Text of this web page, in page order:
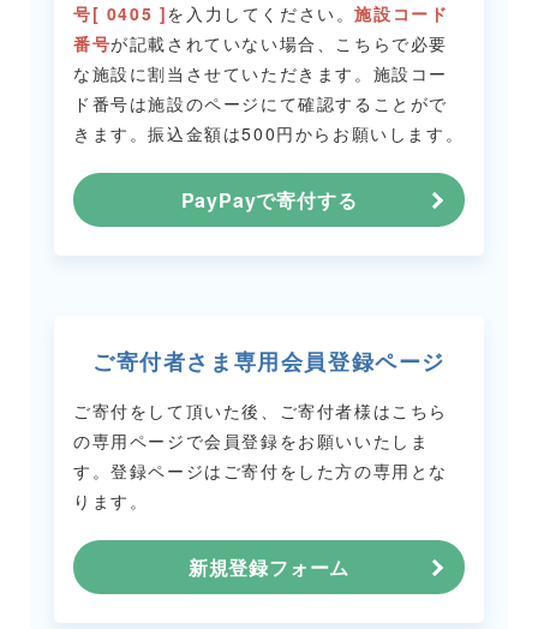
号[ 0405 ]を入力してください。施設コード
番号が記載されていない場合、こちらで必要
な施設に割当させていただきます。 施設コー
ド番号は施設のページにて確認することがで
きます。振込金額は500円からお願いします。
PayPayで寄付する
ご寄付者さま専用会員登録ページ
ご寄付をして頂いた後、ご寄付者様はこちら
の専用ページで会員登録をお願いいたしま
す。登録ページはご寄付をした方の専用とな
ります。
新規登録フォーム